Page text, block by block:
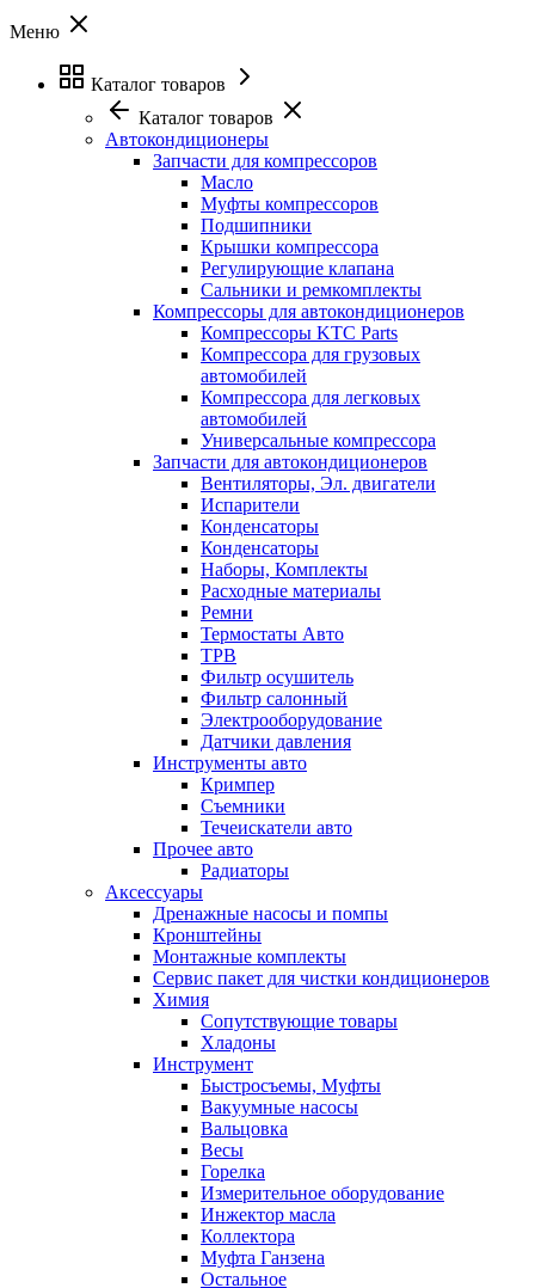
Меню
Каталог товаров
Каталог товаров
Автокондиционеры
Запчасти для компрессоров
Масло
Муфты компрессоров
Подшипники
Крышки компрессора
Регулирующие клапана
Сальники и ремкомплекты
Компрессоры для автокондиционеров
Компрессоры KTC Parts
Компрессора для грузовых
автомобилей
Компрессора для легковых
автомобилей
Универсальные компрессора
Запчасти для автокондиционеров
Вентиляторы, Эл. двигатели
Испарители
Конденсаторы
Конденсаторы
Наборы, Комплекты
Расходные материалы
Ремни
Термостаты Авто
ТРВ
Фильтр осушитель
Фильтр салонный
Электрооборудование
Датчики давления
Инструменты авто
Кримпер
Съемники
Течеискатели авто
Прочее авто
Радиаторы
Аксессуары
Дренажные насосы и помпы
Кронштейны
Монтажные комплекты
Сервис пакет для чистки кондиционеров
Химия
Сопутствующие товары
Хладоны
Инструмент
Быстросъемы, Муфты
Вакуумные насосы
Вальцовка
Весы
Горелка
Измерительное оборудование
Инжектор масла
Коллектора
Муфта Ганзена
Остальное